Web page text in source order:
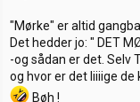
"Mørke" er altid
Det hedder jo: " DET
-og sådan er det. Selv
og hvor er det liiiige de
Bøh !